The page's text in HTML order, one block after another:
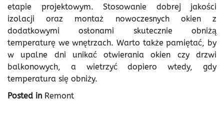
etapie projektowym. Stosowanie dobrej jakości
izolacji oraz montaż nowoczesnych okien z
dodatkowymi osłonami skutecznie obniżą
temperaturę we wnętrzach. Warto także pamiętać, by
w upalne dni unikać otwierania okien czy drzwi
balkonowych, a wietrzyć dopiero wtedy, gdy
temperatura się obniży.
Posted in Remont